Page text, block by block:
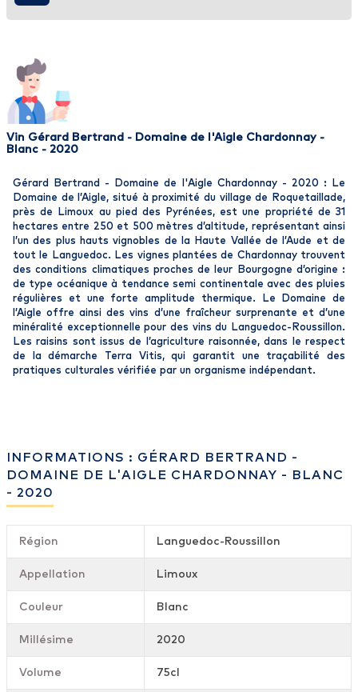
Vin Gérard Bertrand - Domaine de l'Aigle Chardonnay -
Blanc - 2020
Gérard Bertrand - Domaine de l'Aigle Chardonnay - 2020 : Le
Domaine de l’Aigle, situé à proximité du village de Roquetaillade,
près de Limoux au pied des Pyrénées, est une propriété de 31
hectares entre 250 et 500 mètres d’altitude, représentant ainsi
l’un des plus hauts vignobles de la Haute Vallée de l’Aude et de
tout le Languedoc. Les vignes plantées de Chardonnay trouvent
des conditions climatiques proches de leur Bourgogne d’origine :
de type océanique à tendance semi continentale avec des pluies
régulières et une forte amplitude thermique. Le Domaine de
l’Aigle offre ainsi des vins d’une fraîcheur surprenante et d’une
minéralité exceptionnelle pour des vins du Languedoc-Roussillon.
Les raisins sont issus de l’agriculture raisonnée, dans le respect
de la démarche Terra Vitis, qui garantit une traçabilité des
pratiques culturales vérifiée par un organisme indépendant.
INFORMATIONS : GÉRARD BERTRAND -
DOMAINE DE L'AIGLE CHARDONNAY - BLANC
- 2020
Région Languedoc-Roussillon
Appellation Limoux
Couleur Blanc
Millésime 2020
Volume 75cl